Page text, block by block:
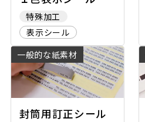
特殊加工
表示シール
一般的な紙素材
封筒用訂正シール